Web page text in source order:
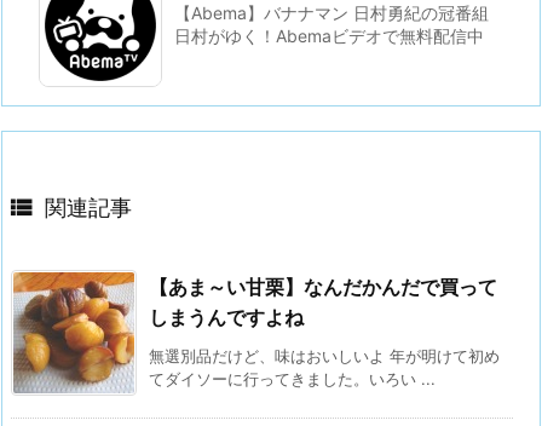
【Abema】バナナマン 日村勇紀の冠番組
日村がゆく！Abemaビデオで無料配信中
 関連記事
【あま～い甘栗】なんだかんだで買って
しまうんですよね
無選別品だけど、味はおいしいよ 年が明けて初め
てダイソーに行ってきました。いろい ...